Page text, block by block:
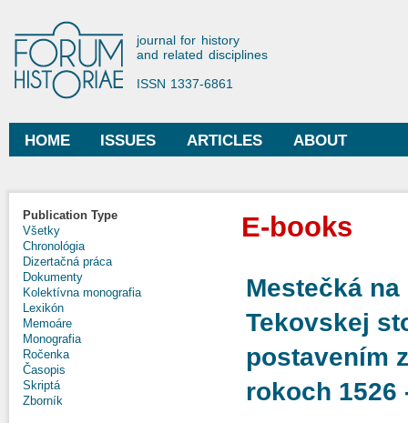
Forum Historiae
journal for history
and related disciplines
ISSN 1337-6861
Main menu
HOME ISSUES ARTICLES ABOUT
Publication Type
Všetky
Chronológia
Dizertačná práca
Dokumenty
Kolektívna monografia
Lexikón
Memoáre
Monografia
Ročenka
Časopis
Skriptá
Zborník
E-books
Mestečká
Tekovskej
postavením
rokoch 1526